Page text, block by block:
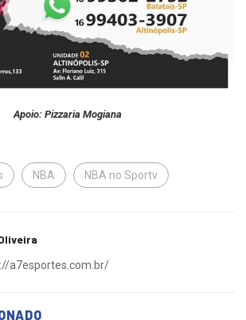
Apoio: Pizzaria Mogiana
NBA NBA no Sportv
a7esportes.com.br/